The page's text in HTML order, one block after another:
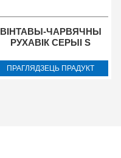
ВІНТАВЫ-ЧАРВЯЧНЫ
РУХАВІК СЕРЫІ S
ПРАГЛЯДЗЕЦЬ ПРАДУКТ